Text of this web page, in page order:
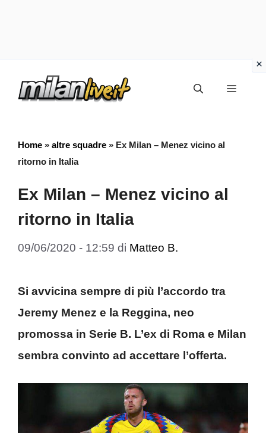
Menu
Home » altre squadre » Ex Milan – Menez vicino al
ritorno in Italia
Ex Milan – Menez vicino al
ritorno in Italia
09/06/2020 - 12:59 di Matteo B.
Si avvicina sempre di più l’accordo tra
Jeremy Menez e la Reggina, neo
promossa in Serie B. L’ex di Roma e Milan
sembra convinto ad accettare l’offerta.